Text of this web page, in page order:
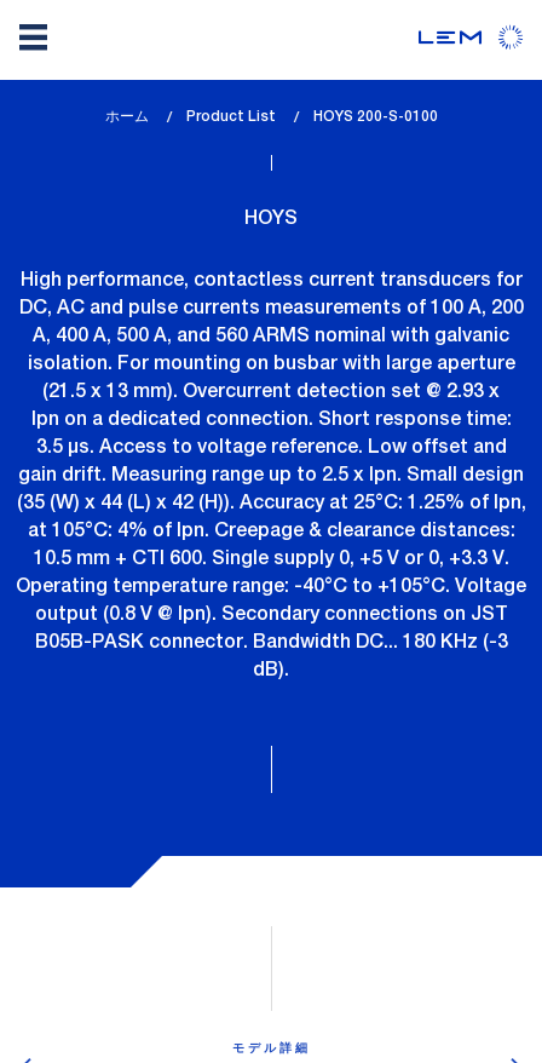
ホーム Product List
lem_current_page
HOYS 200-S-0100
HOYS
High performance, contactless current transducers for
DC, AC and pulse currents measurements of 100 A, 200
A, 400 A, 500 A, and 560 ARMS nominal with galvanic
isolation. For mounting on busbar with large aperture
(21.5 x 13 mm). Overcurrent detection set @ 2.93 x
Ipn on a dedicated connection. Short response time:
3.5 µs. Access to voltage reference. Low offset and
gain drift. Measuring range up to 2.5 x Ipn. Small design
(35 (W) x 44 (L) x 42 (H)). Accuracy at 25°C: 1.25% of Ipn,
at 105°C: 4% of Ipn. Creepage & clearance distances:
10.5 mm + CTI 600. Single supply 0, +5 V or 0, +3.3 V.
Operating temperature range: -40°C to +105°C. Voltage
output (0.8 V @ Ipn). Secondary connections on JST
B05B-PASK connector. Bandwidth DC... 180 KHz (-3
dB).
モデル詳細